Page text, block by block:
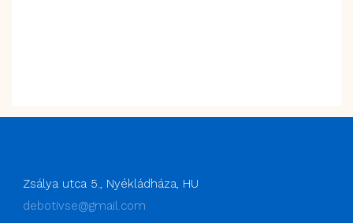
Zsálya utca 5., Nyékládháza, HU
debotivse@gmail.com